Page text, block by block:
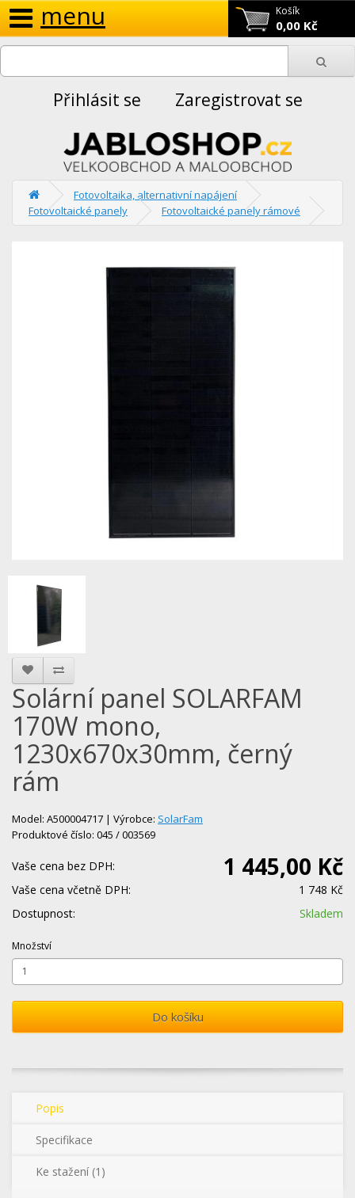
Košík
0,00 Kč
menu
Přihlásit se Zaregistrovat se
Fotovoltaika, alternativní napájení
Fotovoltaické panely
Fotovoltaické panely rámové
Solární panel SOLARFAM
170W mono,
1230x670x30mm, černý
rám
Model: A500004717 | Výrobce: SolarFam
Produktové číslo: 045 / 003569
Vaše cena bez DPH: 1 445,00 Kč
Vaše cena včetně DPH:
1 748 Kč
Dostupnost:
Skladem
Množství
Do košíku
Popis
Specifikace
Ke stažení (1)